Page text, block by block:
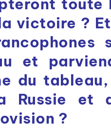
victoire ?
et
du
Russie et
?